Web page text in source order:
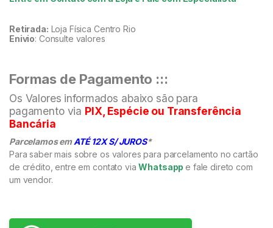
Retirada: Loja Física Centro Rio
Enivio: Consulte valores
Formas de Pagamento :::
Os Valores informados abaixo são para
pagamento via PIX, Espécie ou Transferência
Bancária
Parcelamos emATÉ 12X S/ JUROS*
Para saber mais sobre os valores para parcelamento no cartão
de crédito, entre em contato viaWhatsapp e fale direto com
um vendor.